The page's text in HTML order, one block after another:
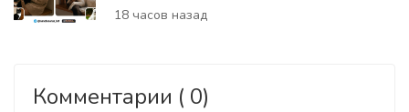
18 часов назад
Комментарии ( 0)